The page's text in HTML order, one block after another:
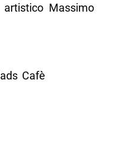
Massimo
Cafè